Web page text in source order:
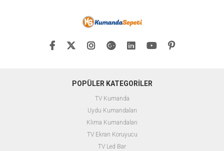
POPÜLER KATEGORİLER
TV Kumanda
Uydu Kumandaları
Klima Kumandaları
TV Ekran Koruyucu
TV Led Bar